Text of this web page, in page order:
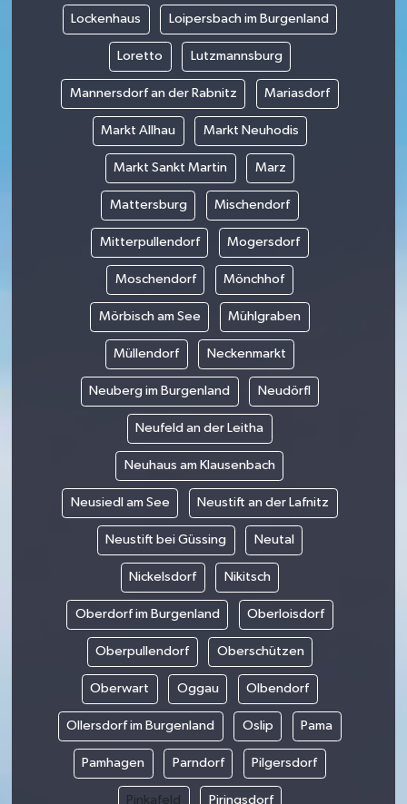
Lockenhaus Loipersbach im Burgenland
Loretto Lutzmannsburg
Mannersdorf an der Rabnitz Mariasdorf
Markt Allhau Markt Neuhodis
Markt Sankt Martin Marz
Mattersburg Mischendorf
Mitterpullendorf Mogersdorf
Moschendorf Mönchhof
Mörbisch am See Mühlgraben
Müllendorf Neckenmarkt
Neuberg im Burgenland Neudörfl
Neufeld an der Leitha
Neuhaus am Klausenbach
Neusiedl am See Neustift an der Lafnitz
Neustift bei Güssing Neutal
Nickelsdorf Nikitsch
Oberdorf im Burgenland Oberloisdorf
Oberpullendorf Oberschützen
Oberwart Oggau Olbendorf
Ollersdorf im Burgenland Oslip Pama
Pamhagen Parndorf Pilgersdorf
Pinkafeld Piringsdorf